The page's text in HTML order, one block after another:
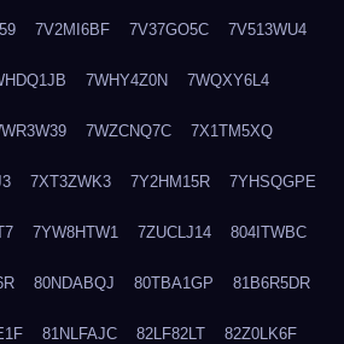
7V2MI6BF 7V37GO5C 7V513WU4
7WHY4Z0N 7WQXY6L4
7WZCNQ7C 7X1TM5XQ
7XT3ZWK3 7Y2HM15R 7YHSQGPE
7YW8HTW1 7ZUCLJ14 804ITWBC
80NDABQJ 80TBA1GP 81B6R5DR
81NLFAJC 82LF82LT 82Z0LK6F